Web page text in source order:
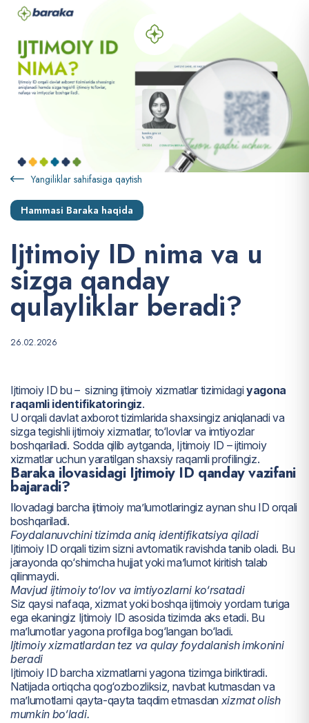
Yangiliklar sahifasiga qaytish
Hammasi Baraka haqida
Ijtimoiy ID nima va u
sizga qanday
qulayliklar beradi?
26.02.2026
Ijtimoiy ID bu – sizning ijtimoiy xizmatlar tizimidagiyagona
raqamli identifikatoringiz.
U orqali davlat axborot tizimlarida shaxsingiz aniqlanadi va
sizga tegishli ijtimoiy xizmatlar, to‘lovlar va imtiyozlar
boshqariladi. Sodda qilib aytganda, Ijtimoiy ID – ijtimoiy
xizmatlar uchun yaratilgan shaxsiy raqamli profilingiz.
Baraka ilovasidagi Ijtimoiy ID qanday vazifani
bajaradi?
Ilovadagi barcha ijtimoiy ma’lumotlaringiz aynan shu ID orqali
boshqariladi.
Foydalanuvchini tizimda aniq identifikatsiya qiladi
Ijtimoiy ID orqali tizim sizni avtomatik ravishda tanib oladi. Bu
jarayonda qo‘shimcha hujjat yoki ma’lumot kiritish talab
qilinmaydi.
Mavjud ijtimoiy to‘lov va imtiyozlarni ko‘rsatadi
Siz qaysi nafaqa, xizmat yoki boshqa ijtimoiy yordam turiga
ega ekaningiz Ijtimoiy ID asosida tizimda aks etadi. Bu
ma’lumotlar yagona profilga bog‘langan bo‘ladi.
Ijtimoiy xizmatlardan tez va qulay foydalanish imkonini
beradi
Ijtimoiy ID barcha xizmatlarni yagona tizimga biriktiradi.
Natijada ortiqcha qog‘ozbozliksiz, navbat kutmasdan va
ma’lumotlarni qayta-qayta taqdim etmasdan xizmat olish
mumkin bo‘ladi.